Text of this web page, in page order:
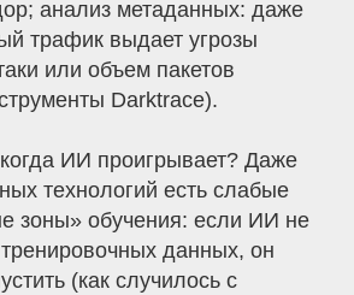
анализ метаданных: даже
трафик выдает угрозы
или объем пакетов
Darktrace).
ИИ проигрывает? Даже
технологий есть слабые
зоны» обучения: если ИИ не
данных, он
(как случилось с